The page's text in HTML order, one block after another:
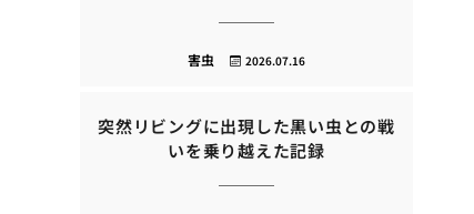
2026.07.16
害虫
突然リビングに出現した黒い虫との戦
いを乗り越えた記録